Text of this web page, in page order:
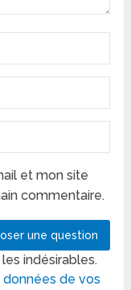
et mon site
commentaire.
indésirables.
données de vos